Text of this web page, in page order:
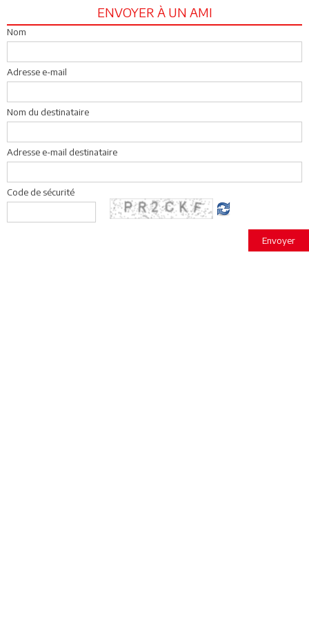
ENVOYER À UN AMI
Nom
Adresse e-mail
Nom du destinataire
Adresse e-mail destinataire
Code de sécurité
Envoyer